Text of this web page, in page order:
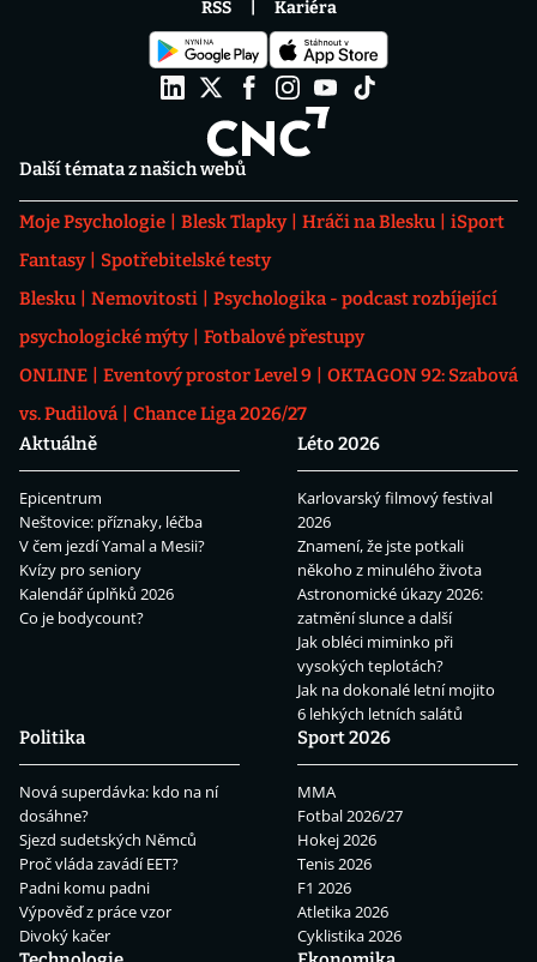
Další témata z našich webů
Moje Psychologie Blesk Tlapky Hráči na Blesku
iSport
Fantasy
Spotřebitelské testy
Blesku
Nemovitosti
Psychologika - podcast rozbíjející
psychologické mýty
Fotbalové přestupy
ONLINE
Eventový prostor Level 9
OKTAGON 92: Szabová
vs. Pudilová
Chance Liga 2026/27
Aktuálně
Epicentrum
Neštovice: příznaky, léčba
V čem jezdí Yamal a Mesii?
Kvízy pro seniory
Kalendář úplňků 2026
Co je bodycount?
Léto 2026
Karlovarský filmový festival
2026
Znamení, že jste potkali
někoho z minulého života
Astronomické úkazy 2026:
zatmění slunce a další
Jak obléci miminko při
vysokých teplotách?
Jak na dokonalé letní mojito
6 lehkých letních salátů
Politika
Nová superdávka: kdo na ní
dosáhne?
Sjezd sudetských Němců
Proč vláda zavádí EET?
Padni komu padni
Výpověď z práce vzor
Divoký kačer
Sport 2026
MMA
Fotbal 2026/27
Hokej 2026
Tenis 2026
F1 2026
Atletika 2026
Cyklistika 2026
RSS Kariéra